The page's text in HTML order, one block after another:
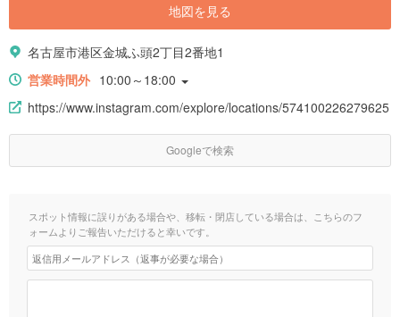
地図を見る
名古屋市港区金城ふ頭2丁目2番地1
営業時間外 10:00～18:00
https://www.instagram.com/explore/locations/574100226279625
Googleで検索
スポット情報に誤りがある場合や、移転・閉店している場合は、こちらのフ
ォームよりご報告いただけると幸いです。